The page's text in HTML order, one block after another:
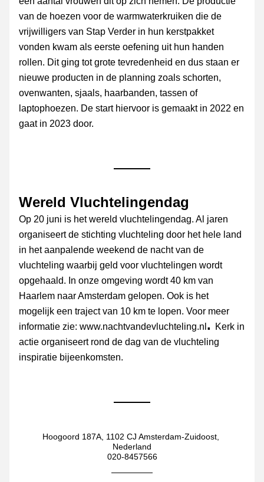
van de hoezen voor de warmwaterkruiken die de
vrijwilligers van Stap Verder in hun kerstpakket
vonden kwam als eerste oefening uit hun handen
rollen. Dit ging tot grote tevredenheid en dus staan er
nieuwe producten in de planning zoals schorten,
ovenwanten, sjaals, haarbanden, tassen of
laptophoezen. De start hiervoor is gemaakt in 2022 en
gaat in 2023 door.
Wereld Vluchtelingendag
Op 20 juni is het wereld vluchtelingendag. Al jaren
organiseert de stichting vluchteling door het hele land
in het aanpalende weekend de nacht van de
vluchteling waarbij geld voor vluchtelingen wordt
opgehaald. In onze omgeving wordt 40 km van
Haarlem naar Amsterdam gelopen. Ook is het
mogelijk een traject van 10 km te lopen. Voor meer
informatie zie: www.nachtvandevluchteling.nl .
Kerk in
actie organiseert rond de dag van de vluchteling
inspiratie bijeenkomsten.
Hoogoord 187A, 1102 CJ Amsterdam-Zuidoost,
Nederland
020-8457566